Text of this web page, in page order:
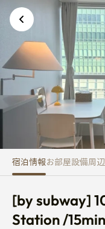
[by
宿泊情報お部屋設備周辺
[by subway]
Station /